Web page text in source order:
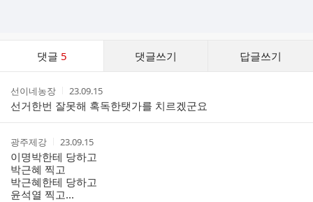
댓글 5 댓글쓰기 답글쓰기
스
작
성
자
선이네농장
작
성
시
간
23.09.15
선거한번 잘못해 혹독한탯가를 치르겠군요
작
성
자
광주제강
작
성
시
간
23.09.15
이명박한테 당하고
박근혜 찍고
박근혜한테 당하고
윤석열 찍고...